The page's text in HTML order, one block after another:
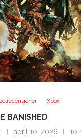
Xbox
BANISHED
april 10, 2026 10